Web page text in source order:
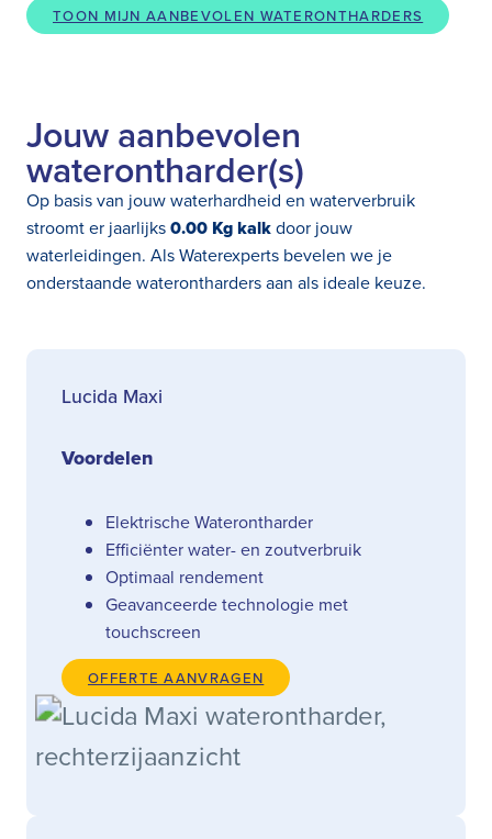
TOON MIJN AANBEVOLEN WATERONTHARDERS
Jouw aanbevolen
waterontharder(s)
Op basis van jouw waterhardheid en waterverbruik
stroomt er jaarlijks0.00 Kg kalkdoor jouw
waterleidingen. Als Waterexperts bevelen we je
onderstaande waterontharders aan als ideale keuze.
Lucida Maxi
Voordelen
Elektrische Waterontharder
Efficiënter water- en zoutverbruik
Optimaal rendement
Geavanceerde technologie met
touchscreen
OFFERTE AANVRAGEN